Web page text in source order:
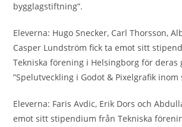
bygglagstiftning”.
Eleverna: Hugo Snecker, Carl Thorsson,
Casper Lundström fick ta emot sitt
Tekniska förening i Helsingborg för deras
”Spelutveckling i Godot & Pixelgrafik inom
Eleverna: Faris Avdic, Erik Dors och
emot sitt stipendium från Tekniska